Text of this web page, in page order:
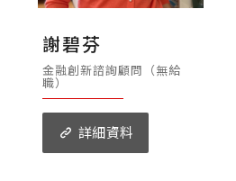
謝碧芬
金融創新諮詢顧問（無給
職）
詳細資料